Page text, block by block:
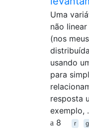
Uma
não
(nos
usando
para
resposta
exemplo,
8
r